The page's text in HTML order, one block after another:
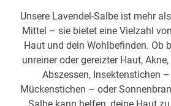
Unsere Lavendel-Salbe ist mehr
Mittel – sie bietet eine Vielzahl
Haut und dein Wohlbefinden. Ob
unreiner oder gereizter Haut,
Abszessen, Insektenstichen
Mückenstichen – oder